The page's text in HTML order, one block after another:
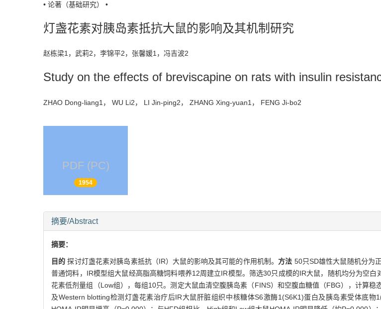
• 论著（基础研究） •
灯盏花素对胰岛素抵抗大鼠的影响及其机制研究
赵栋梁1，武莉2，李锦平2，张馨媛1，冯吉波2
Study on the effects of breviscapine on rats with insulin
ZHAO Dong-liang1， WU Li2， LI Jin-ping2， ZHANG Xing-yuan1， FENG Ji-bo2
PDF (PC)
摘要/Abstract
摘要：
目的探讨灯盏花素对胰岛素抵抗（IR）大鼠的影响及其可能的作用机制。方法50只SD雄性大鼠随机分为
普通饲料，IR模型组大鼠经高脂高糖饲料喂养12周建立IR模型。筛选30只成模的IR大鼠，随机均分为空
花素低剂量组（Low组），每组10只。测定大鼠血清空腹胰岛素（FINS）和空腹血糖值（FBG），计算